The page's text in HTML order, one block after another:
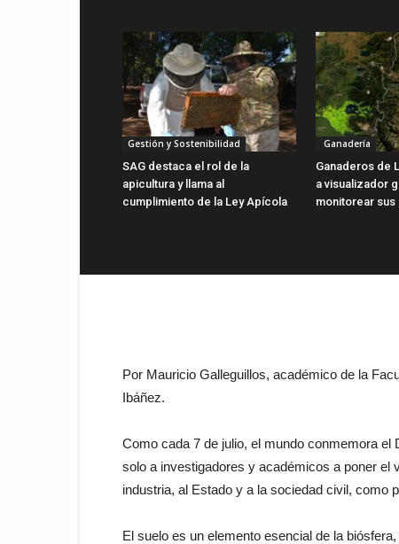
Gestión y Sostenibilidad
SAG destaca el rol de la
apicultura y llama al
cumplimiento de la Ley Apícola
Ganadería
Ganaderos de
a visualizador
monitorear
Por Mauricio Galleguillos, académico de la
Ibáñez.
Como cada 7 de julio, el mundo conmemora
solo a investigadores y académicos a poner el
industria, al Estado y a la sociedad civil, como
El suelo es un elemento esencial de la